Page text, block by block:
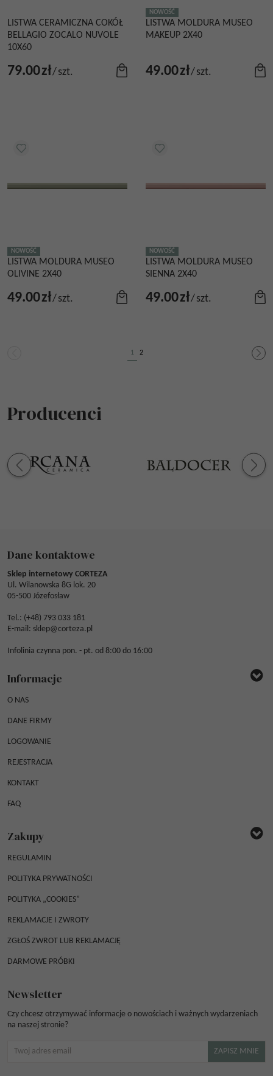
LISTWA CERAMICZNA COKÓŁ
BELLAGIO ZOCALO NUVOLE
10X60
79.00zł/szt.
NOWOŚĆ
LISTWA MOLDURA MUSEO
MAKEUP 2X40
49.00zł/szt.
NOWOŚĆ
LISTWA MOLDURA MUSEO
OLIVINE 2X40
49.00zł/szt.
NOWOŚĆ
LISTWA MOLDURA MUSEO
SIENNA 2X40
49.00zł/szt.
1 2
Producenci
Dane kontaktowe
Sklep internetowy CORTEZA
Ul. Wilanowska 8G lok. 20
05-500 Józefosław
Tel.: (+48) 793 033 181
E-mail: sklep@corteza.pl
Infolinia czynna pon. - pt. od 8:00 do 16:00
Informacje
O NAS
DANE FIRMY
LOGOWANIE
REJESTRACJA
KONTAKT
FAQ
Zakupy
REGULAMIN
POLITYKA PRYWATNOŚCI
POLITYKA „COOKIES”
REKLAMACJE I ZWROTY
ZGŁOŚ ZWROT LUB REKLAMACJĘ
DARMOWE PRÓBKI
Newsletter
Czy chcesz otrzymywać informacje o nowościach i ważnych wydarzeniach
na naszej stronie?